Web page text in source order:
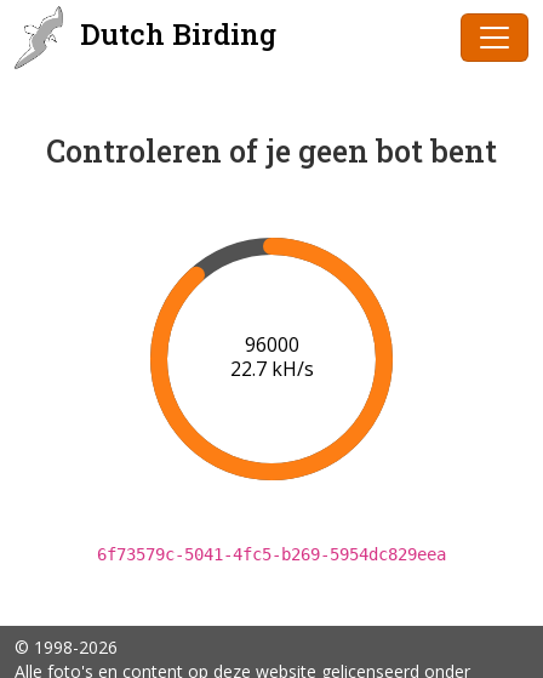
Dutch Birding
Controleren of je geen bot bent
98000
22.8 kH/s
6f73579c-5041-4fc5-b269-5954dc829eea
© 1998-2026
Alle foto's en content op deze website gelicenseerd onder